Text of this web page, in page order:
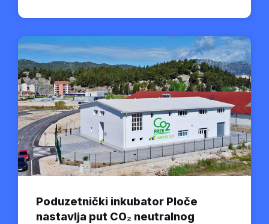
Poduzetnički inkubator Ploče
nastavlja put CO₂ neutralnog